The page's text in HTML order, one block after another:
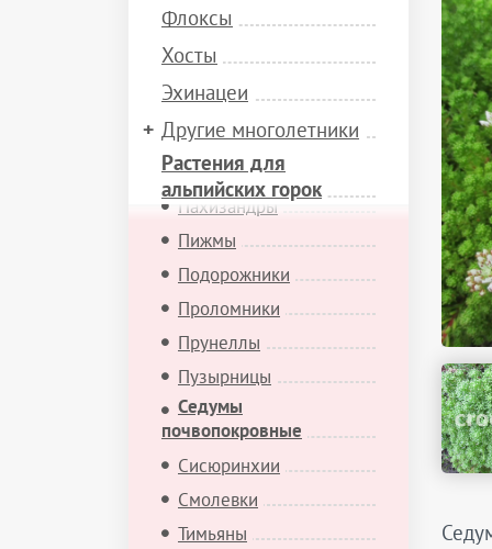
Флоксы
Хосты
Эхинацеи
Другие многолетники
Растения для
альпийских горок
Молодила
Мыльнянки
Обриеты
Офиопогоны
Пахизандры
Пижмы
Подорожники
Проломники
Прунеллы
Пузырницы
Седумы
почвопокровные
Сисюринхии
Смолевки
Тимьяны